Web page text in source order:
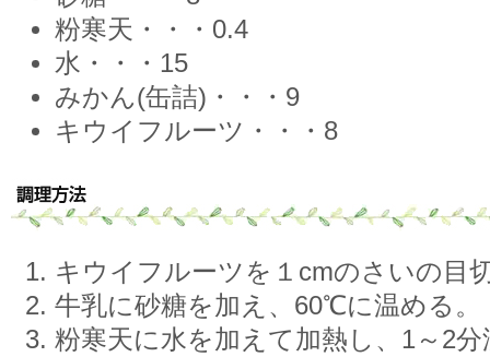
粉寒天・・・0.4
水・・・15
みかん(缶詰)・・・9
キウイフルーツ・・・8
キウイフルーツを１cmのさいの目
牛乳に砂糖を加え、60℃に温める。
粉寒天に水を加えて加熱し、1～2